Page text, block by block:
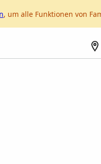
, um alle Funktionen von